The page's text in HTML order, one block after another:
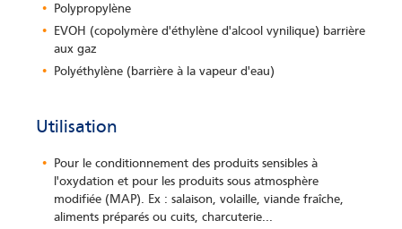
Polypropylène
EVOH (copolymère d'éthylène d'alcool vynilique) barrière
aux gaz
Polyéthylène (barrière à la vapeur d'eau)
Utilisation
Pour le conditionnement des produits sensibles à
l'oxydation et pour les produits sous atmosphère
modifiée (MAP). Ex : salaison, volaille, viande fraîche,
aliments préparés ou cuits, charcuterie...